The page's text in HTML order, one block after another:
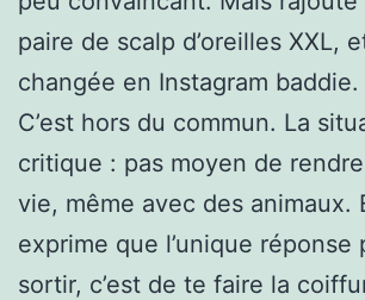
paire de scalp d’oreilles XXL,
changée en Instagram
C’est hors du commun. La
critique : pas moyen de rendre
vie, même avec des animaux.
exprime que l’unique réponse
sortir, c’est de te faire la